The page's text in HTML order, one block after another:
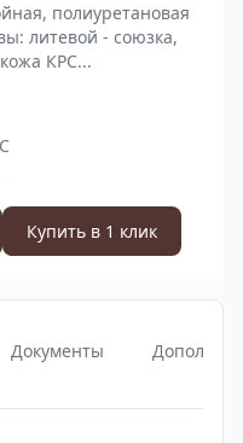
полиуретановая
литевой - союзка,
КРС...
Купить в 1 клик
Документы